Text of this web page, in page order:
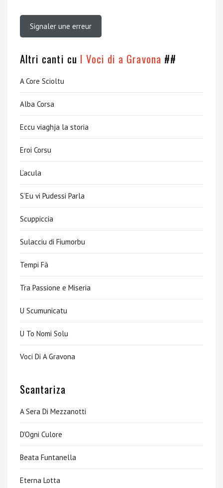
Signaler une erreur
Altri canti cu I Voci di a Gravona ##
A Core Scioltu
Alba Corsa
Eccu viaghja la storia
Eroi Corsu
L’acula
S’Eu vi Pudessi Parla
Scuppiccia
Sulacciu di Fiumorbu
Tempi Fà
Tra Passione e Miseria
U Scumunicatu
U To Nomi Solu
Voci Di A Gravona
Scantariza
A Sera Di Mezzanotti
D’Ogni Culore
Beata Funtanella
Eterna Lotta